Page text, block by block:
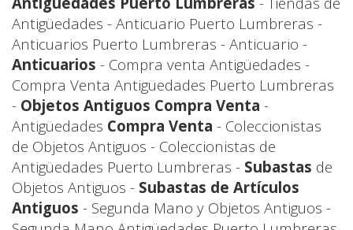
Antigüedades - Anticuario Puerto Lumbreras -
Anticuarios Puerto Lumbreras - Anticuario -
Anticuarios - Compra venta Antigüedades -
Compra Venta Antigüedades Puerto Lumbreras
- Objetos Antiguos Compra Venta -
Antigüedades Compra Venta - Coleccionistas
de Objetos Antiguos - Coleccionistas de
Antigüedades Puerto Lumbreras - Subastas de
Objetos Antiguos - Subastas de Artículos
Antiguos - Segunda Mano y Objetos Antiguos -